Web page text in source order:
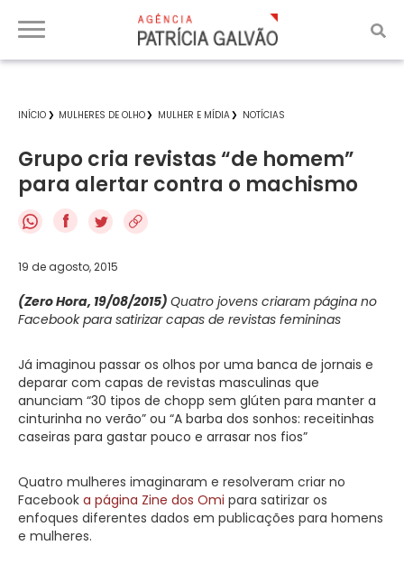
INÍCIO MULHERES DE OLHO MULHER E MÍDIA NOTÍCIAS
Grupo cria revistas “de homem”
para alertar contra o machismo
f
19 de agosto, 2015
(Zero Hora, 19/08/2015) Quatro jovens criaram página no
Facebook para satirizar capas de revistas femininas
Já imaginou passar os olhos por uma banca de jornais e
deparar com capas de revistas masculinas que
anunciam “30 tipos de chopp sem glúten para manter a
cinturinha no verão” ou “A barba dos sonhos: receitinhas
caseiras para gastar pouco e arrasar nos fios”
Quatro mulheres imaginaram e resolveram criar no
Facebook a página Zine dos Omi para satirizar os
enfoques diferentes dados em publicações para homens
e mulheres.